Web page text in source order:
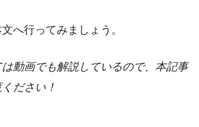
へ行ってみましょう。
動画でも解説しているので、本記事
ださい！